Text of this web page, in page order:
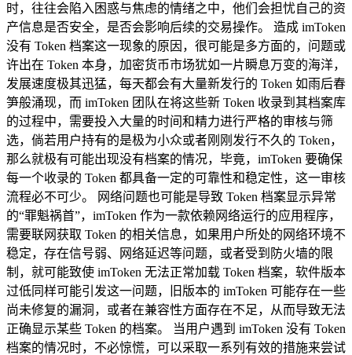
时，往往会陷入困惑与焦虑的情绪之中，他们会担忧自己的资
产信息是否安全，是否会影响后续的交易操作。 造成 imToken
没有 Token 档案这一现象的原因，很可能是多方面的，问题或
许出在 Token 本身，加密货币市场犹如一片瞬息万变的海洋，
发展速度极其迅猛，每天都会有大量新发行的 Token 如雨后春
笋般涌现，而 imToken 团队在将这些新 Token 收录到其档案库
的过程中，需要投入大量的时间和精力进行严格的审核与筛
选，倘若用户持有的是极为小众或者刚刚发行不久的 Token，
那么就极有可能出现没有档案的情况，毕竟，imToken 要确保
每一个收录的 Token 都具备一定的可靠性和稳定性，这一审核
流程必不可少。 网络问题也可能是导致 Token 档案显示异常
的“罪魁祸首”，imToken 作为一款依赖网络运行的应用程序，
需要联网获取 Token 的相关信息，如果用户所处的网络环境不
稳定，存在信号弱、网络延迟等问题，或者受到防火墙的限
制，就可能致使 imToken 无法正常加载 Token 档案，软件版本
过低同样可能引发这一问题，旧版本的 imToken 可能存在一些
尚未修复的漏洞，或者在兼容性方面存在不足，从而导致无法
正确显示某些 Token 的档案。 当用户遇到 imToken 没有 Token
档案的情况时，不必惊慌，可以采取一系列有效的措施来尝试